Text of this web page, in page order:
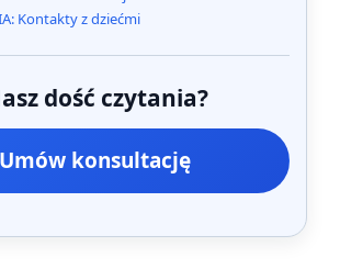
Kontakty z dziećmi
dość czytania?
Umów konsultację